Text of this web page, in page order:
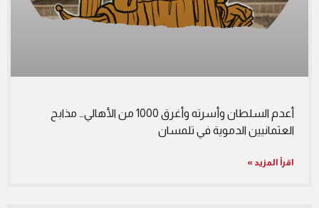
أعدم السلطان وأسرته وأغرق 1000 من الأهالي… مذابح
العثمانيين الدموية في تلمسان
اقرأ المزيد »